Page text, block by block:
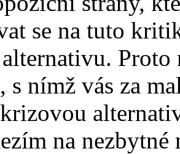
se na tuto
Proto
s nímž vás za
na nezbytné